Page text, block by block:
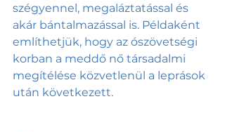
szégyennel, megaláztatással és
akár bántalmazással is. Példaként
említhetjük, hogy az ószövetségi
korban a meddő nő társadalmi
megítélése közvetlenül a leprások
után következett.